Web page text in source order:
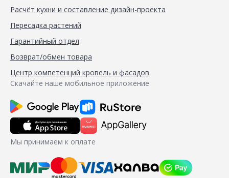
Расчёт кухни и составление дизайн-проекта
Пересадка растений
Гарантийный отдел
Возврат/обмен товара
Центр компетенций кровель и фасадов
Скачайте наше мобильное приложение
Мы принимаем к оплате